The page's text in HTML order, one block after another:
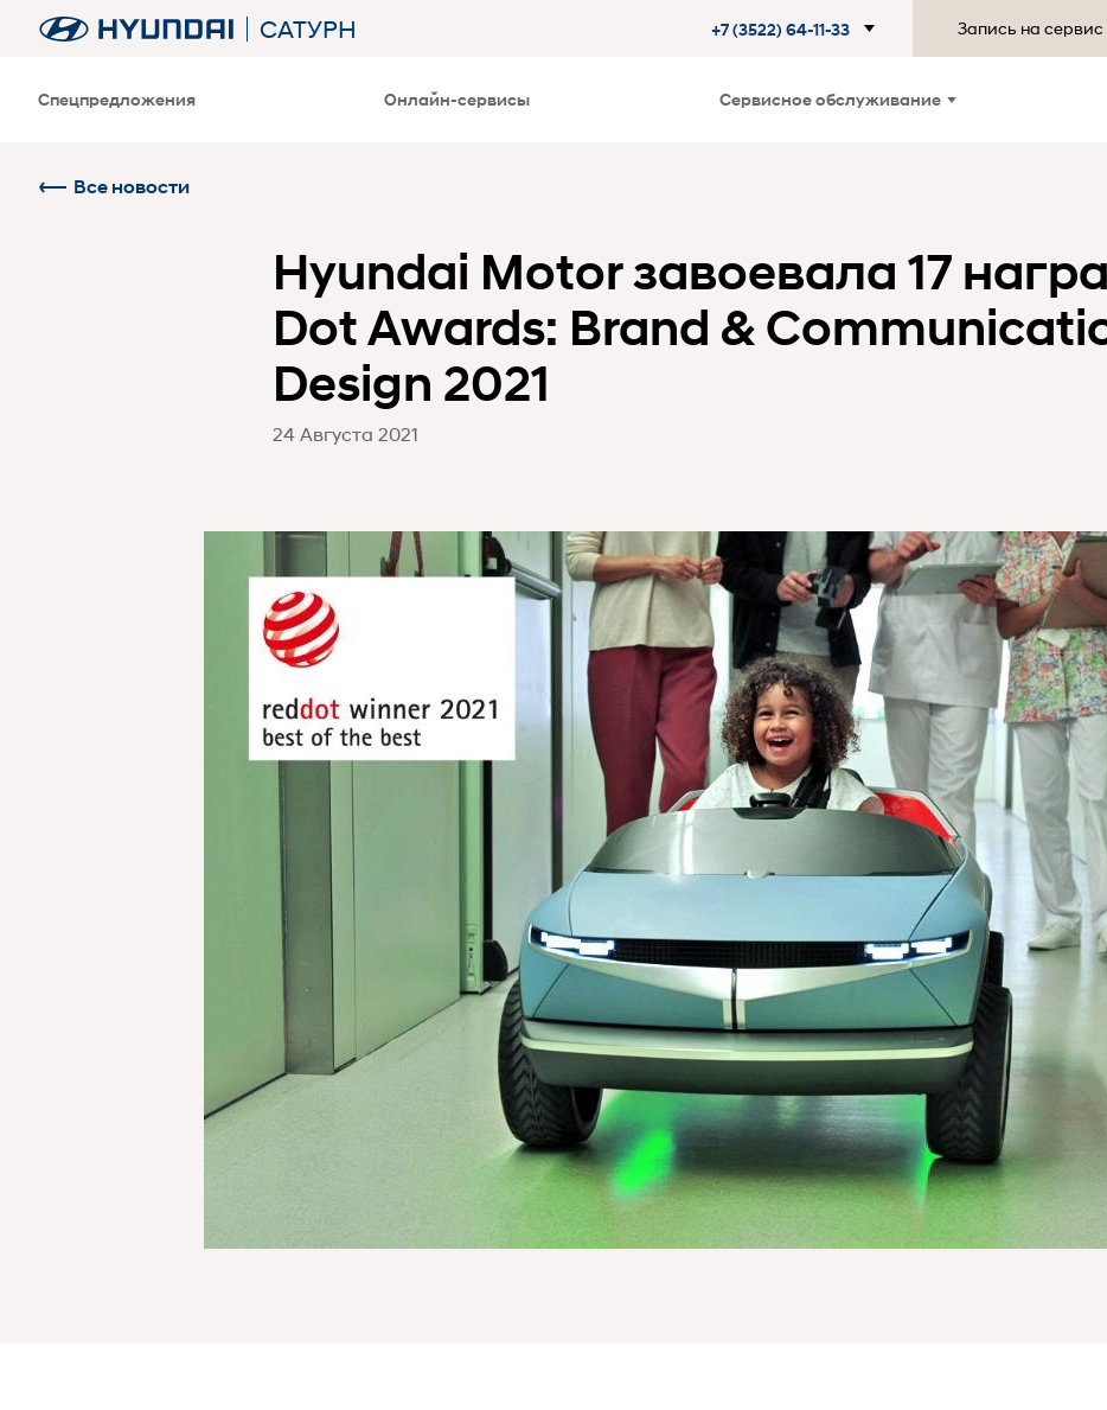
САТУРН +7 (3522) 64-11-33 Запись на сервис
Спецпредложения Онлайн-сервисы Сервисное обслуживание
Все новости
Hyundai Motor завоевала 17
Dot Awards: Brand &
Design 2021
24 Августа 2021